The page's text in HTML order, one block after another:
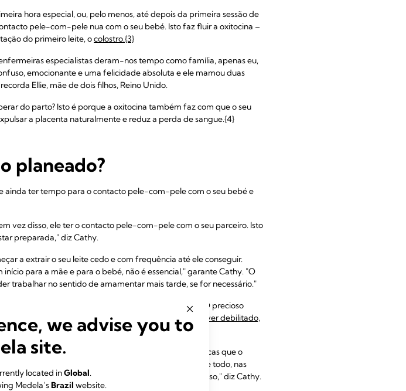
hora especial, ou, pelo menos, até depois da primeira sessão de
pele-com-pele nua com o seu bebé. Isto faz fluir a oxitocina –
do primeiro leite, ocolostro.{3}
especialistas deram-nos tempo como família, apenas eu,
emocionante e uma felicidade absoluta e ele mamou duas
Ellie, mãe de dois filhos, Reino Unido.
do parto? Isto é porque a oxitocina também faz com que o seu
a placenta naturalmente e reduz a perda de sangue.{4}
planeado?
ainda ter tempo para o contacto pele-com-pele com o seu bebé e
vez disso, ele ter o contacto pele-com-pele com o seu parceiro. Isto
preparada," diz Cathy.
a extrair o seu leite cedo e com frequência até ele conseguir.
para a mãe e para o bebé, não é essencial," garante Cathy. "O
trabalhar no sentido de amamentar mais tarde, se for necessário."
para ajudar a iniciar a sua produção de leite.{5} O precioso
importante se ele for
prematuro ou se estiver debilitado,
a saúde.
antes do tempo, ou se tiver complicações médicas que o
cujos bebés não mamaram diretamente da mama, de todo, nas
dificuldades e depois passaram a mamar com sucesso," diz Cathy.
we advise you to
site.
located inGlobal.
Medela’sBrazil website.